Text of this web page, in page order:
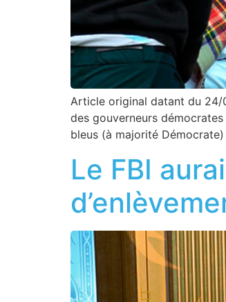
Article original datant du 24/
des gouverneurs
bleus (à majorité
Le FBI